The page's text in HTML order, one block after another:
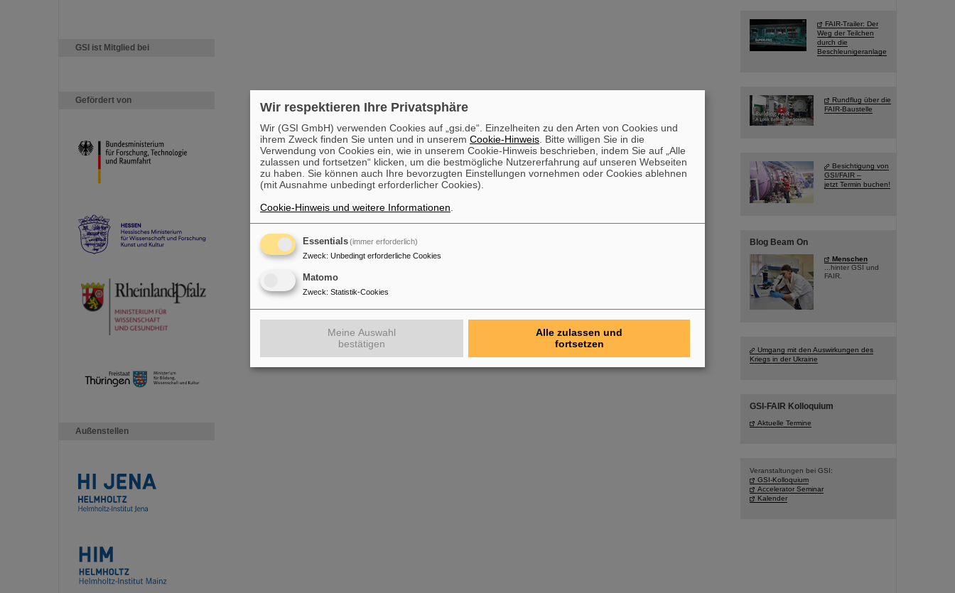
GSI ist Mitglied bei
Gefördert von
Außenstellen
FAIR-Trailer: Der
Weg der Teilchen
durch die
Beschleunigeranlage
Rundflug über die
FAIR-Baustelle
Besichtigung von
GSI/FAIR –
jetzt Termin buchen!
Blog Beam On
Menschen
...hinter GSI und
FAIR.
Umgang mit den Auswirkungen des
Kriegs in der Ukraine
GSI-FAIR Kolloquium
Aktuelle Termine
Veranstaltungen bei GSI:
GSI-Kolloquium
Accelerator Seminar
Kalender
Wir respektieren Ihre Privatsphäre
Wir (GSI GmbH) verwenden Cookies auf „gsi.de“. Einzelheiten zu den Arten von Cookies und
ihrem Zweck finden Sie unten und in unserem Cookie-Hinweis . Bitte willigen Sie in die
Verwendung von Cookies ein, wie in unserem Cookie-Hinweis beschrieben, indem Sie auf „Alle
zulassen und fortsetzen“ klicken, um die bestmögliche Nutzererfahrung auf unseren Webseiten
zu haben. Sie können auch Ihre bevorzugten Einstellungen vornehmen oder Cookies ablehnen
(mit Ausnahme unbedingt erforderlicher Cookies).
Cookie-Hinweis und weitere Informationen
Essentials(immer erforderlich)
Zweck: Unbedingt erforderliche Cookies
Matomo
Zweck: Statistik-Cookies
Meine Auswahl
bestätigen
Alle zulassen und
fortsetzen